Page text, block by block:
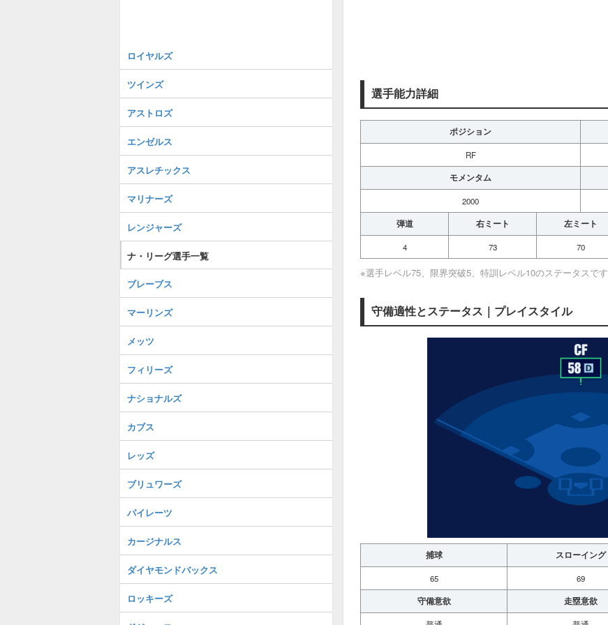
選手能力詳細
ポジション
RF
モメンタム
2000
弾道 右ミート 左ミート
4 73 70
※選手レベル75、限界突破5、特訓レベル10のステータスです
守備適性とステータス｜プレイスタイル
捕球 スローイング
65 69
守備意欲 走塁意欲
ロイヤルズ
ツインズ
アストロズ
エンゼルス
アスレチックス
マリナーズ
レンジャーズ
ナ・リーグ選手一覧
ブレーブス
マーリンズ
メッツ
フィリーズ
ナショナルズ
カブス
レッズ
ブリュワーズ
パイレーツ
カージナルス
ダイヤモンドバックス
ロッキーズ